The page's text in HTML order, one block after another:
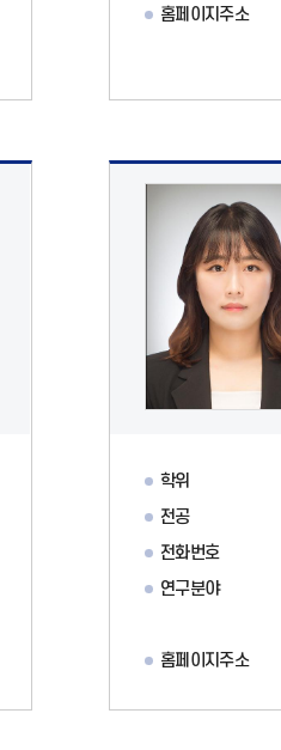
홈페이지주소
학위
전공
전화번호
연구분야
홈페이지주소